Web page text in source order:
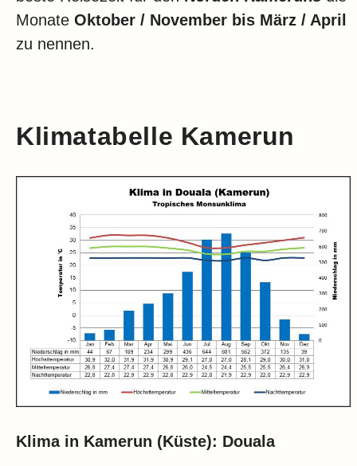
Monate Oktober / November bis März / April
zu nennen.
Klimatabelle Kamerun
Klima in Kamerun (Küste): Douala